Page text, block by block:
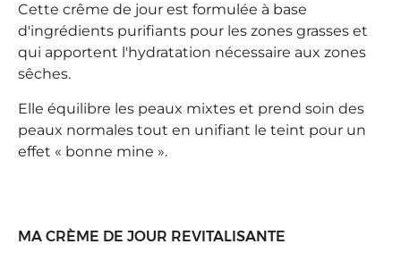
Cette crême de jour est formulée à base
d'ingrédients purifiants pour les zones grasses et
qui apportent l'hydratation nécessaire aux zones
sêches.
Elle équilibre les peaux mixtes et prend soin des
peaux normales tout en unifiant le teint pour un
effet « bonne mine ».
MA CRÈME DE JOUR REVITALISANTE